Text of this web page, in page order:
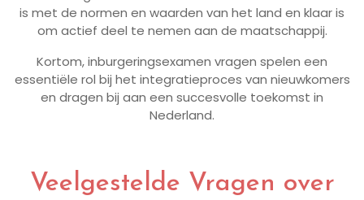
is met de normen en waarden van het land en klaar is
om actief deel te nemen aan de maatschappij.
Kortom, inburgeringsexamen vragen spelen een
essentiële rol bij het integratieproces van nieuwkomers
en dragen bij aan een succesvolle toekomst in
Nederland.
Veelgestelde Vragen over